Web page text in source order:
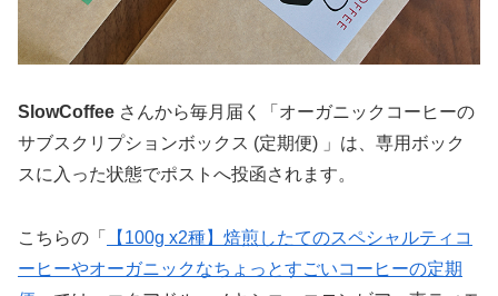
SlowCoffee さんから毎月届く「オーガニックコーヒーの
サブスクリプションボックス (定期便) 」は、専用ボック
スに入った状態でポストへ投函されます。
こちらの「
【100g x2種】焙煎したてのスペシャルティコ
ーヒーやオーガニックなちょっとすごいコーヒーの定期